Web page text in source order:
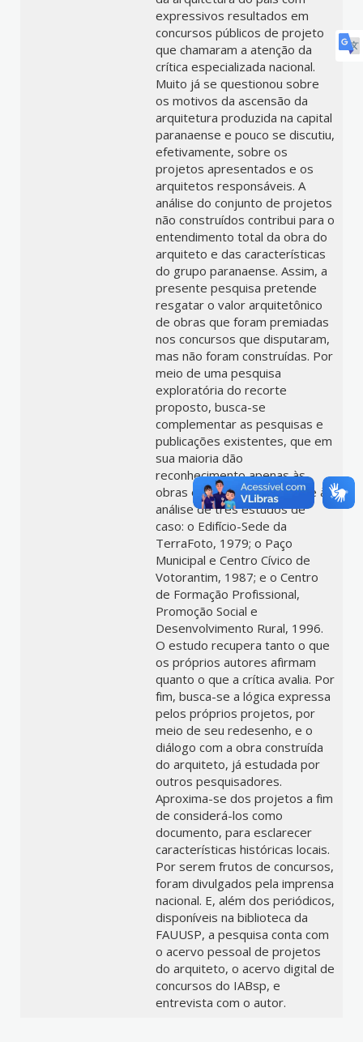
expressivos resultados em
concursos públicos de projeto
que chamaram a atenção da
crítica especializada nacional.
Muito já se questionou sobre
os motivos da ascensão da
arquitetura produzida na capital
paranaense e pouco se discutiu,
efetivamente, sobre os
projetos apresentados e os
arquitetos responsáveis. A
análise do conjunto de projetos
não construídos contribui para o
entendimento total da obra do
arquiteto e das características
do grupo paranaense. Assim, a
presente pesquisa pretende
resgatar o valor arquitetônico
de obras que foram premiadas
nos concursos que disputaram,
mas não foram construídas. Por
meio de uma pesquisa
exploratória do recorte
proposto, busca-se
complementar as pesquisas e
publicações existentes, que em
sua maioria dão
reconhecimento apenas às
obras edificadas. Recorre-se à
análise de três estudos de
caso: o Edifício-Sede da
TerraFoto, 1979; o Paço
Municipal e Centro Cívico de
Votorantim, 1987; e o Centro
de Formação Profissional,
Promoção Social e
Desenvolvimento Rural, 1996.
O estudo recupera tanto o que
os próprios autores afirmam
quanto o que a crítica avalia. Por
fim, busca-se a lógica expressa
pelos próprios projetos, por
meio de seu redesenho, e o
diálogo com a obra construída
do arquiteto, já estudada por
outros pesquisadores.
Aproxima-se dos projetos a fim
de considerá-los como
documento, para esclarecer
características históricas locais.
Por serem frutos de concursos,
foram divulgados pela imprensa
nacional. E, além dos periódicos,
disponíveis na biblioteca da
FAUUSP, a pesquisa conta com
o acervo pessoal de projetos
do arquiteto, o acervo digital de
concursos do IABsp, e
entrevista com o autor.